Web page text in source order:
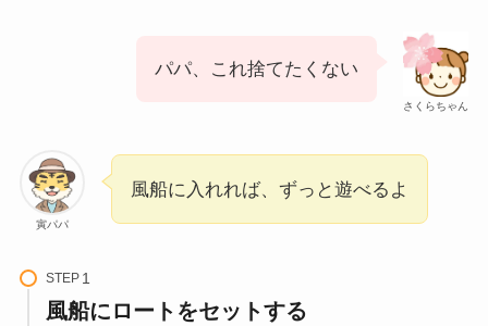
さくらちゃん
パパ、これ捨てたくない
寅パパ
風船に入れれば、ずっと遊べるよ
STEP
風船にロートをセットする